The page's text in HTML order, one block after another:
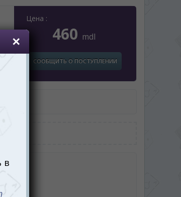
Цена :
460 mdl
СООБЩИТЬ О ПОСТУПЛЕНИИ